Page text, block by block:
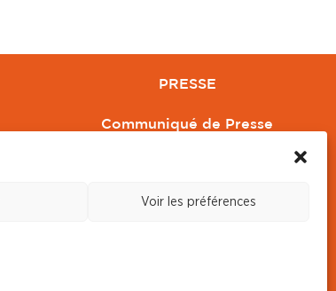
Voir les préférences
PRESSE
Communiqué de Presse